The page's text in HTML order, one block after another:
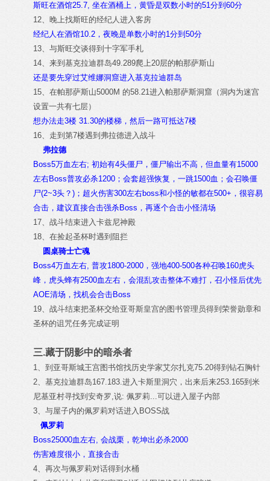
斯旺在酒馆25.7, 坐在酒桶上，黄昏是双数小时的51分到60分
12、晚上找斯旺的经纪人进入客房
经纪人在酒馆10.2，夜晚是单数小时的1分到50分
13、与斯旺交谈得到十字军手札
14、来到基克拉迪群岛49.289爬上20层的帕那萨斯山
还是要先穿过艾维娜洞窟进入基克拉迪群岛
15、在帕那萨斯山5000M 的58.21进入帕那萨斯洞窟（洞内为迷宫
设置一共有七层）
想办法走3楼 31.30的楼梯，然后一路可抵达7楼
16、走到第7楼遇到弗拉德进入战斗
弗拉德
Boss5万血左右; 初始有4头僵尸，僵尸输出不高，但血量有15000
左右Boss普攻必杀1200；会套超强恢复，一跳1500血；会召唤僵
尸(2~3头？)；超火伤害300左右boss和小怪的敏都在500+，很容易
合击，建议直接合击强杀Boss，再逐个合击小怪清场
17、战斗结束进入卡兹尼神殿
18、在捡起圣杯时遇到阻拦
圆桌骑士亡魂
Boss4万血左右, 普攻1800-2000，强地400-500各种召唤160虎头
峰，虎头蜂有2500血左右，会混乱攻击整体不难打，召小怪后优先
AOE清场，找机会合击Boss
19、战斗结束把圣杯交给亚哥斯皇宫的图书管理员得到荣誉勋章和
圣杯的诅咒任务完成证明
三.藏于阴影中的暗杀者
1、到亚哥斯城王宫图书馆找历史学家艾尔扎克75.20得到钻石胸针
2、基克拉迪群岛167.183.进入卡斯里洞穴，出来后来253.165到米
尼基亚村寻找到安奇罗,说: 佩罗莉...可以进入屋子内部
3、与屋子内的佩罗莉对话进入BOSS战
佩罗莉
Boss25000血左右, 会战栗，乾坤出必杀2000
伤害难度很小，直接合击
4、再次与佩罗莉对话得到水桶